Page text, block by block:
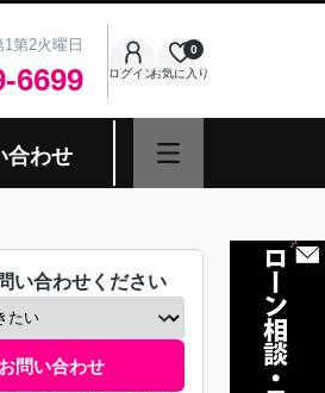
第2火曜日
6699 ログインお気に入り
0
合わせ
い合わせください
問い合わせ